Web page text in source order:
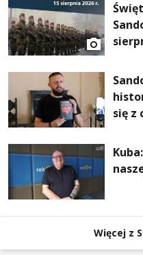
się z
Więcej z